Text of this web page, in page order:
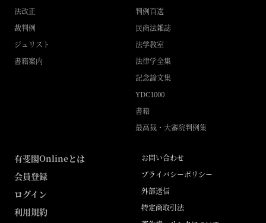
法改正
裁判例
ジュリスト
書籍案内
判例百選
民商法雑誌
法学教室
法律学全集
記念論文集
YDC1000
書籍
最高裁・大審院判例集
有斐閣Onlineとは
会員登録
ログイン
利用規約
お問い合わせ
プライバシーポリシー
外部送信
特定商取引法